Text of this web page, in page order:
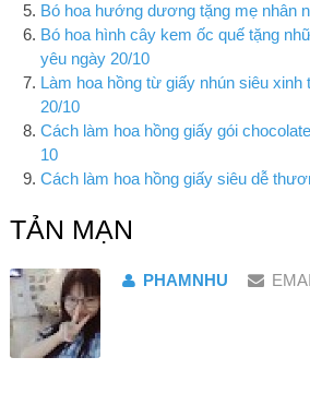
Bó hoa hướng dương tặng mẹ nhân
Bó hoa hình cây kem ốc quế tặng
yêu ngày 20/10
Làm hoa hồng từ giấy nhún siêu xinh
20/10
Cách làm hoa hồng giấy gói
10
Cách làm hoa hồng giấy siêu dễ
TẢN MẠN
PHAMNHU